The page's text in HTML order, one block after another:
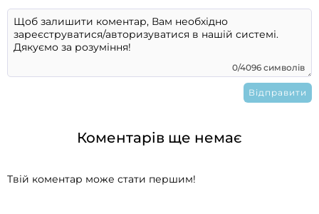
0/4096 символів
Коментарів ще немає
Твій коментар може стати першим!